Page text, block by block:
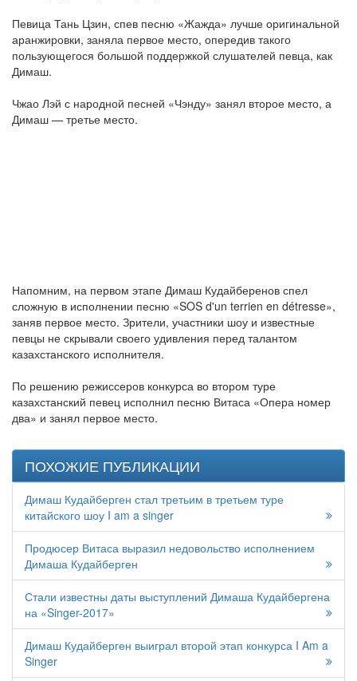
Певица Тань Цзин, спев песню «Жажда» лучше оригинальной
аранжировки, заняла первое место, опередив такого
пользующегося большой поддержкой слушателей певца, как
Димаш.
Чжао Лэй с народной песней «Чэнду» занял второе место, а
Димаш — третье место.
Напомним, на первом этапе Димаш Кудайберенов спел
сложную в исполнении песню «SOS d'un terrien en détresse»,
заняв первое место. Зрители, участники шоу и известные
певцы не скрывали своего удивления перед талантом
казахстанского исполнителя.
По решению режиссеров конкурса во втором туре
казахстанский певец исполнил песню Витаса «Опера номер
два» и занял первое место.
ПОХОЖИЕ ПУБЛИКАЦИИ
Димаш Кудайберген стал третьим в третьем туре
китайского шоу I am a singer
Продюсер Витаса выразил недовольство исполнением
Димаша Кудайберген
Стали известны даты выступлений Димаша Кудайбергена
на «Singer-2017»
Димаш Кудайберген выиграл второй этап конкурса I Am a
Singer